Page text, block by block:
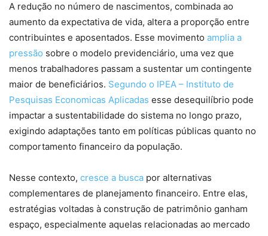
A redução no número de nascimentos, combinada ao
aumento da expectativa de vida, altera a proporção entre
contribuintes e aposentados. Esse movimento amplia a
pressão sobre o modelo previdenciário, uma vez que
menos trabalhadores passam a sustentar um contingente
maior de beneficiários. Segundo o IPEA – Instituto de
Pesquisas Economicas Aplicadas esse desequilíbrio pode
impactar a sustentabilidade do sistema no longo prazo,
exigindo adaptações tanto em políticas públicas quanto no
comportamento financeiro da população.
Nesse contexto, cresce a busca por alternativas
complementares de planejamento financeiro. Entre elas,
estratégias voltadas à construção de patrimônio ganham
espaço, especialmente aquelas relacionadas ao mercado